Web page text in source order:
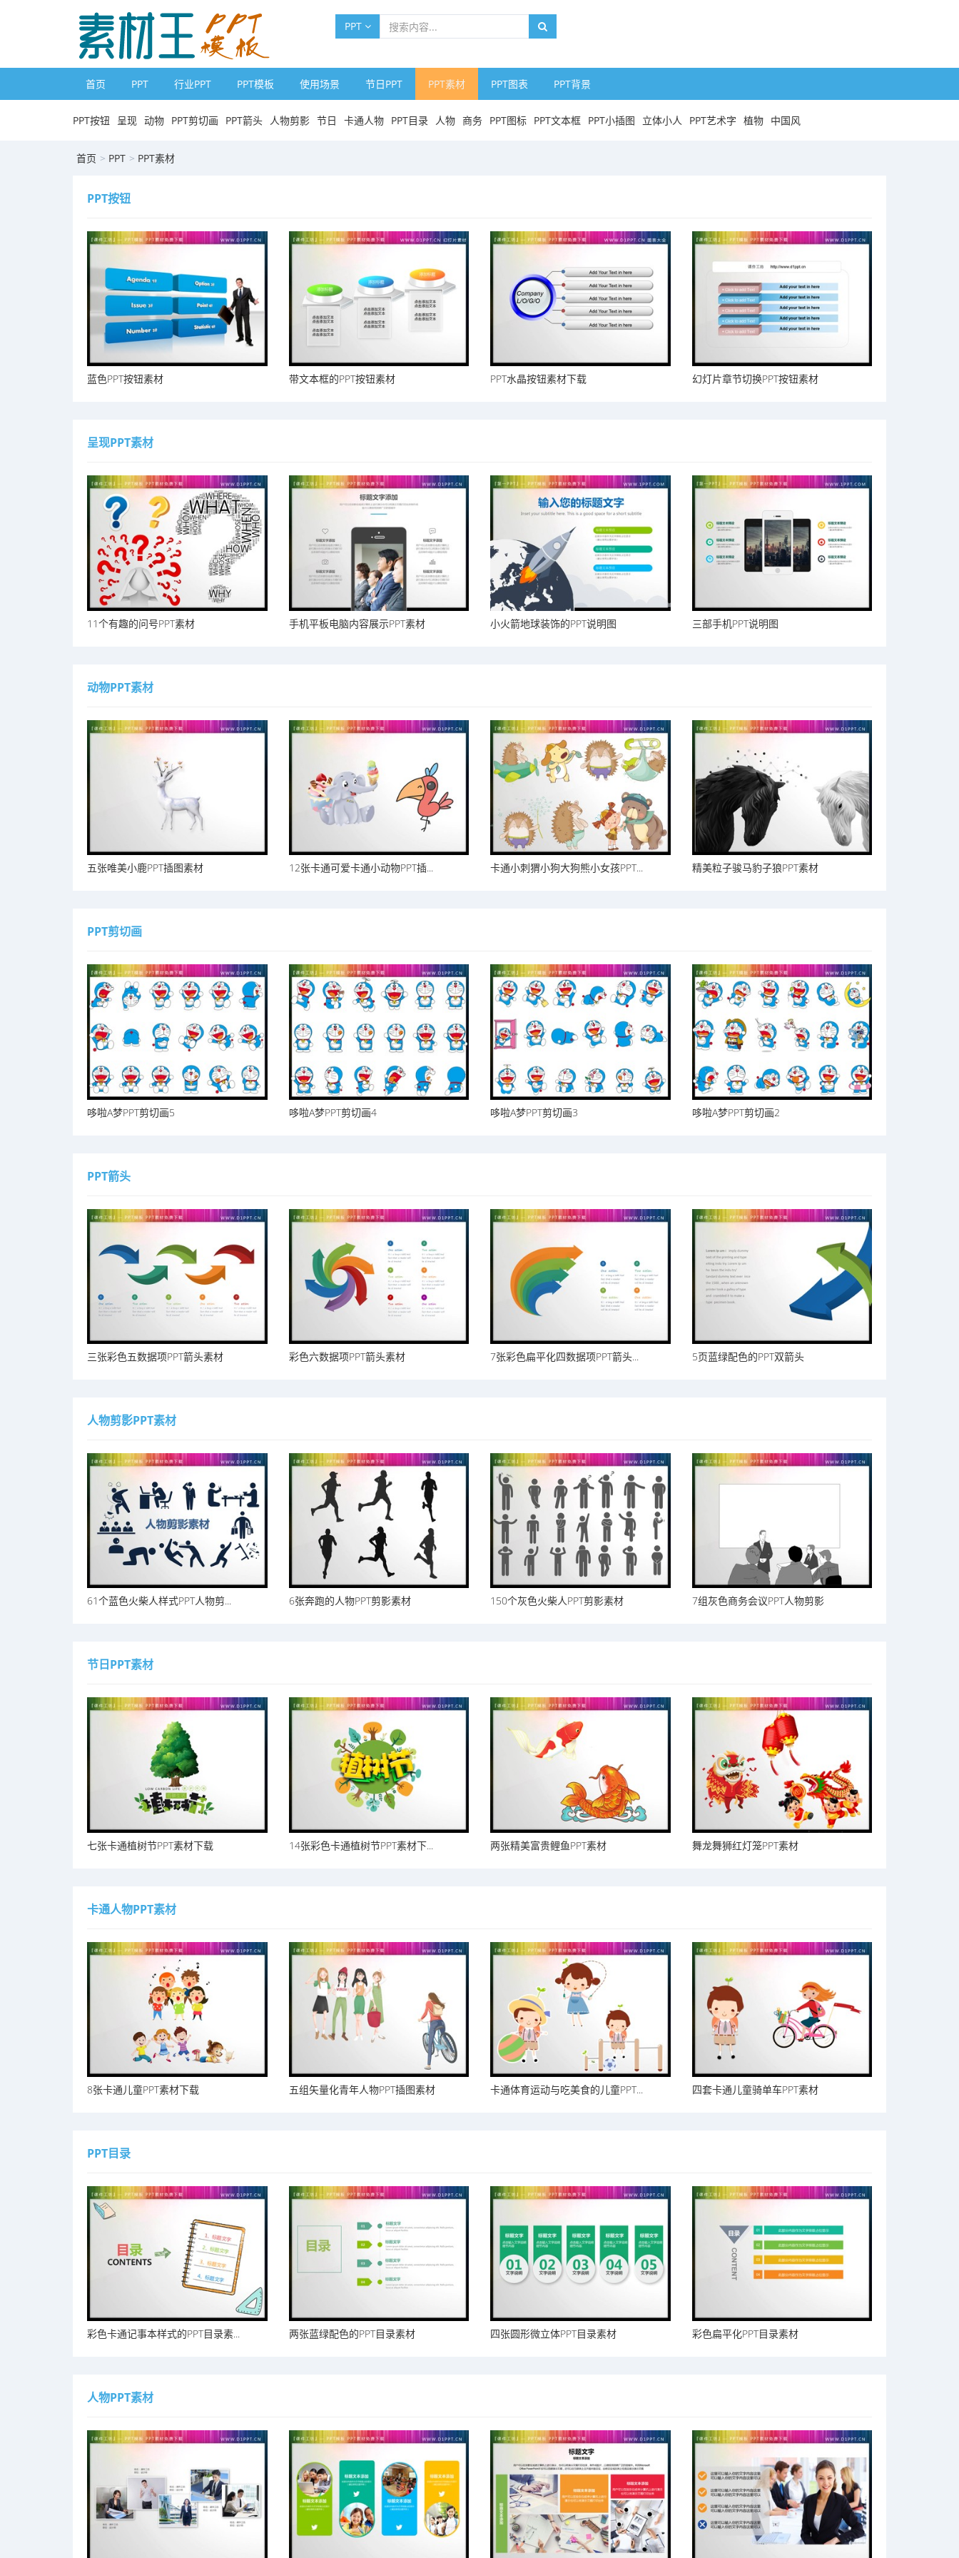
PPT
首页 PPT 行业PPT PPT模板 使用场景 节日PPT PPT素材 PPT图表 PPT背景
PPT按钮 呈现 动物 PPT剪切画 PPT箭头 人物剪影 节日 卡通人物 PPT目录 人物 商务 PPT图标 PPT文本框 PPT小插图 立体小人 PPT艺术字 植物 中国风
首页 > PPT > PPT素材
PPT按钮
蓝色PPT按钮素材 带文本框的PPT按钮素材 PPT水晶按钮素材下载 幻灯片章节切换PPT按钮素材
呈现PPT素材
11个有趣的问号PPT素材 手机平板电脑内容展示PPT素材 小火箭地球装饰的PPT说明图 三部手机PPT说明图
动物PPT素材
五张唯美小鹿PPT插图素材 12张卡通可爱卡通小动物PPT插... 卡通小刺猬小狗大狗熊小女孩PPT... 精美粒子骏马豹子狼PPT素材
PPT剪切画
哆啦A梦PPT剪切画5 哆啦A梦PPT剪切画4 哆啦A梦PPT剪切画3 哆啦A梦PPT剪切画2
PPT箭头
三张彩色五数据项PPT箭头素材 彩色六数据项PPT箭头素材 7张彩色扁平化四数据项PPT箭头... 5页蓝绿配色的PPT双箭头
人物剪影PPT素材
61个蓝色火柴人样式PPT人物剪... 6张奔跑的人物PPT剪影素材 150个灰色火柴人PPT剪影素材 7组灰色商务会议PPT人物剪影
节日PPT素材
七张卡通植树节PPT素材下载 14张彩色卡通植树节PPT素材下... 两张精美富贵鲤鱼PPT素材 舞龙舞狮红灯笼PPT素材
卡通人物PPT素材
8张卡通儿童PPT素材下载 五组矢量化青年人物PPT插图素材 卡通体育运动与吃美食的儿童PPT... 四套卡通儿童骑单车PPT素材
PPT目录
彩色卡通记事本样式的PPT目录素... 两张蓝绿配色的PPT目录素材 四张圆形微立体PPT目录素材 彩色扁平化PPT目录素材
人物PPT素材